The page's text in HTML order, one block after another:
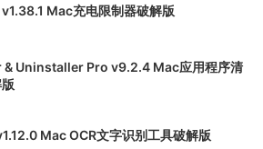
Mac充电限制器破解版
& Uninstaller Pro v9.2.4 Mac应用程序清
Mac OCR文字识别工具破解版